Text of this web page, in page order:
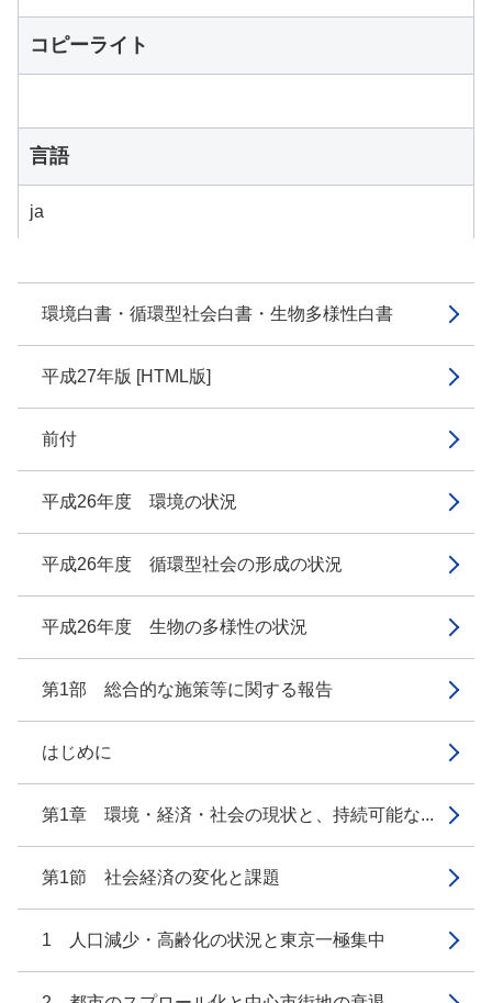
環境白書・循環型社会白書・生物多様性白書
平成27年版 [HTML版]
前付
平成26年度 環境の状況
平成26年度 循環型社会の形成の状況
平成26年度 生物の多様性の状況
第1部 総合的な施策等に関する報告
はじめに
第1章 環境・経済・社会の現状と、持続可能な...
第1節 社会経済の変化と課題
1 人口減少・高齢化の状況と東京一極集中
コピーライト
言語
ja